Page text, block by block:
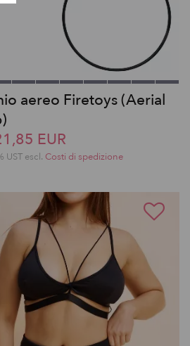
aereo Firetoys (Aerial
EUR
UST escl. Costi di spedizione